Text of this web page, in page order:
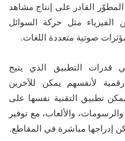
ويعتمد التطبيق على نموذج Sora 2 المطوّر القادر على إنتاج مشاهد
الفيزياء مثل حركة السوائل
صوتية متعددة اللغات.
قدرات التطبيق الذي يتيح
لأنفسهم يمكن للآخرين
تطبيق التقنية نفسها على
والألعاب، مع توفير
إدراجها مباشرة في المقاطع.